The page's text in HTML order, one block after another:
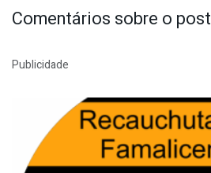
Comentários sobre o post
Publicidade